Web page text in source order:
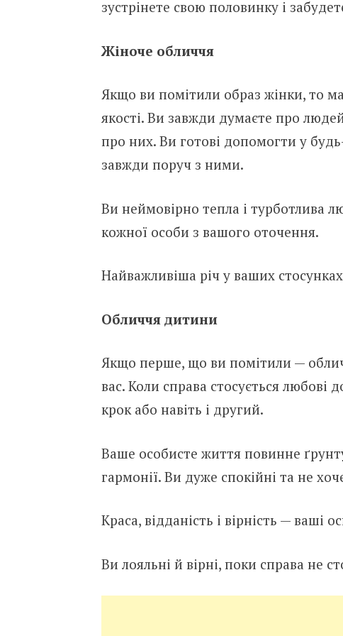
зустрінете свою половинку і
Жіноче обличчя
Якщо ви помітили образ жінки, то
якості. Ви завжди думаєте про
про них. Ви готові допомогти у
завжди поруч з ними.
Ви неймовірно тепла і турботлива
кожної особи з вашого оточення.
Найважливіша річ у ваших
Обличчя дитини
Якщо перше, що ви помітили —
вас. Коли справа стосується
крок або навіть і другий.
Ваше особисте життя повинне
гармонії. Ви дуже спокійні та не
Краса, відданість і вірність — ваші
Ви лояльні й вірні, поки справа не